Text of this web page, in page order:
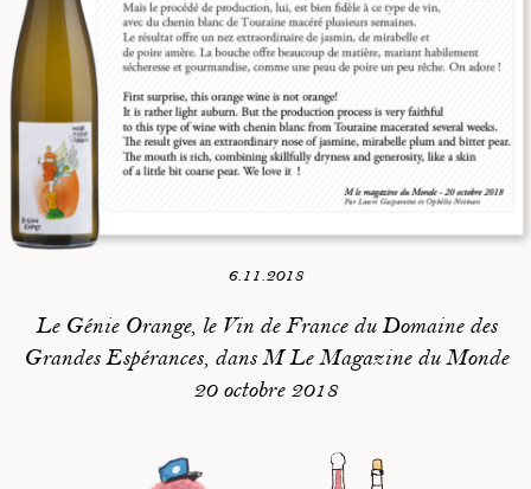
6.11.2018
Le Génie Orange, le Vin de France du Domaine des
Grandes Espérances, dansM Le Magazine du Monde
20 octobre 2018